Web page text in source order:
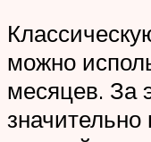
можно
месяцев. За
значительно